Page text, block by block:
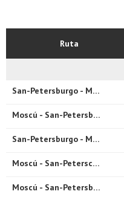
Ruta
San-Petersburgo - Moscú
Moscú - San-Petersburgo
San-Petersburgo - Moscú
Moscú - San-Peterscburgo
Moscú - San-Petersburgo